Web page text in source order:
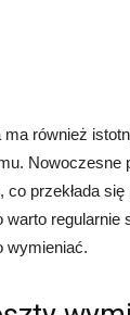
również
Nowoczesne
co przekłada
warto regularnie
wymieniać.